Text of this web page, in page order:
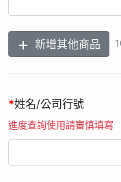
給複製本。(3)請求補充
用。(5)請求刪除。
12. 您可自由選擇是否提
13. 經檢舉或查證註冊者
冊行為，本公司有權取
14. 如經由活動小組審
新增其他商品
*姓名/公司行號
進度查詢使用請審慎填寫